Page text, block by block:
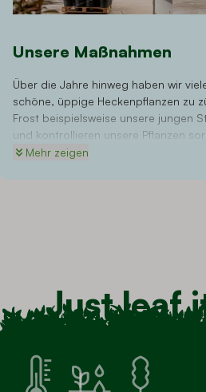
Unsere Maßnahmen
Über die Jahre hinweg haben wir
schöne, üppige Heckenpflanzen zu
Frost beispielsweise unsere jungen
und kontrollieren unsere Pflanzen
Sobald Ihnen die Pflanzen geliefert
Da wir den gesamten Anbauprozess
keine externen Lieferanten und
Höhe treiben. So erhalten Sie bei
Mehr zeigen
Just leaf